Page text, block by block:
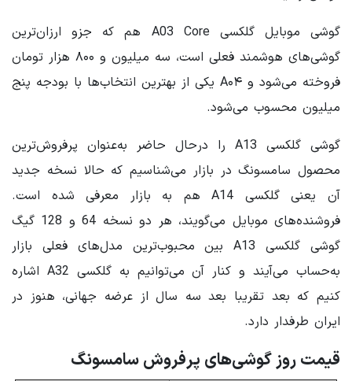
گوشی موبایل گلکسی A03 Core هم که جزو ارزان‌ترین
گوشی‌های هوشمند فعلی است، سه میلیون و ۸۰۰ هزار تومان
فروخته می‌شود و A۰۴ یکی از بهترین انتخاب‌ها با بودجه پنج
میلیون محسوب می‌شود.
گوشی گلکسی A13 را درحال حاضر به‌عنوان پرفروش‌ترین
محصول سامسونگ در بازار می‌شناسیم که حالا نسخه جدید
آن یعنی گلکسی A14 هم به بازار معرفی شده است.
فروشنده‌های موبایل می‌گویند، هر دو نسخه 64 و 128 گیگ
گوشی گلکسی A13 بین محبوب‌ترین مدل‌های فعلی بازار
به‌حساب می‌آیند و کنار آن می‌توانیم به گلکسی A32 اشاره
کنیم که بعد تقریبا بعد سه سال از عرضه جهانی، هنوز در
ایران طرفدار دارد.
قیمت روز گوشی‌های پرفروش سامسونگ